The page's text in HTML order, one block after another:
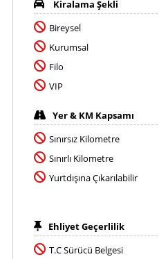
Kiralama Şekli
Bireysel
Kurumsal
Filo
VIP
Yer & KM Kapsamı
Sınırsız Kilometre
Sınırlı Kilometre
Yurtdışına Çıkarılabilir
Ehliyet Geçerlilik
T.C Sürücü Belgesi